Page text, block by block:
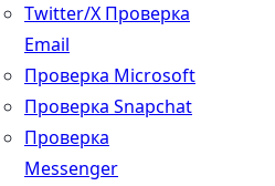
Twitter/X Проверка
Email
Проверка Microsoft
Проверка Snapchat
Проверка
Messenger